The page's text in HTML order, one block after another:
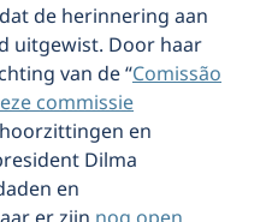
de herinnering aan
uitgewist. Door haar
van de “Comissão
commissie
en
Dilma
en